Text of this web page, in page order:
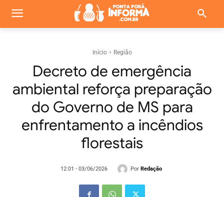
Início Região
Decreto de emergência
ambiental reforça preparação
do Governo de MS para
enfrentamento a incêndios
florestais
12:01 - 03/06/2026 Por Redação